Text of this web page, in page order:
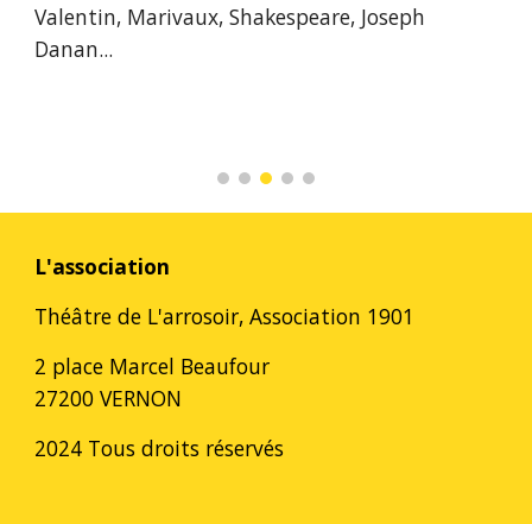
Valentin, Marivaux, Shakespeare, Joseph
Danan...
L'association
Théâtre de L'arrosoir, Association 1901
2 place Marcel Beaufour
27200 VERNON
2024 Tous droits réservés